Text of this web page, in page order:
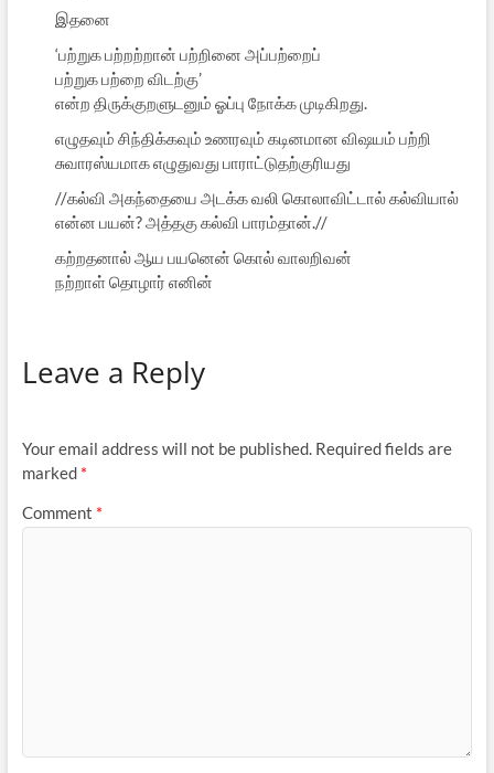
இதனை
‘பற்றுக பற்றற்றான் பற்றினை அப்பற்றைப்
பற்றுக பற்றை விடற்கு’
என்ற திருக்குறளுடனும் ஓப்பு நோக்க முடிகிறது.
எழுதவும் சிந்திக்கவும் உணரவும் கடினமான விஷயம் பற்றி
சுவாரஸ்யமாக எழுதுவது பாராட்டுதற்குரியது
//கல்வி அகந்தையை அடக்க வலி கொலாவிட்டால் கல்வியால்
என்ன பயன்? அத்தகு கல்வி பாரம்தான்.//
கற்றதனால் ஆய பயனென் கொல் வாலறிவன்
நற்றாள் தொழார் எனின்
Leave a Reply
Your email address will not be published. Required fields are
marked *
Comment *